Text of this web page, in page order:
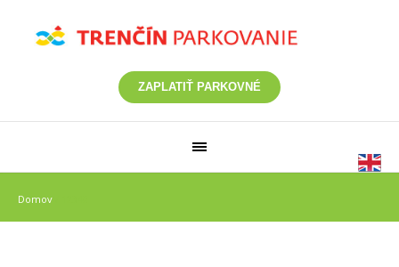
ZAPLATIŤ PARKOVNÉ
Domov